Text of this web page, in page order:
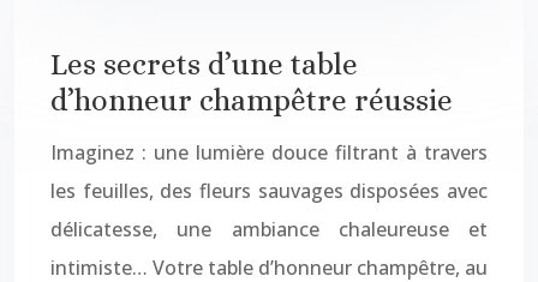
Les secrets d’une table
d’honneur champêtre réussie
Imaginez : une lumière douce filtrant à travers
les feuilles, des fleurs sauvages disposées avec
délicatesse, une ambiance chaleureuse et
intimiste… Votre table d’honneur champêtre, au